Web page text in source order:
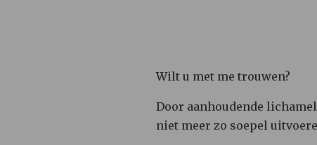
Wilt u met me trouwen?
Door aanhoudende
niet meer zo soepel